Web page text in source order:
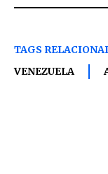
TAGS
VENEZUELA